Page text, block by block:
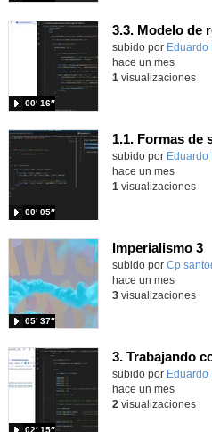
Contenido
subido por Eduardo
00′ 16″
hace un mes
1 visualizaciones
Contenido
subido por Eduardo
00′ 05″
hace un mes
1 visualizaciones
Imperialismo 3
Contenido
subido por Cp
05′ 37″
hace un mes
3visualizaciones
Contenido
subido por Eduardo
02′ 15″
hace un mes
2 visualizaciones